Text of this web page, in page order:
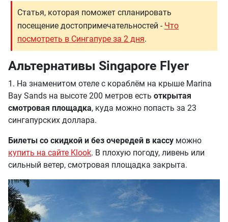
Статья, которая поможет спланировать
посещение достопримечательностей - Что
посмотреть в Сингапуре за 2 дня.
Альтернативы Singapore Flyer
1. На знаменитом отеле с кораблём на крыше Marina
Bay Sands на высоте 200 метров есть открытая
смотровая площадка, куда можно попасть за 23
сингапурских доллара.
Билеты со скидкой и без очередей в кассу можно
купить на сайте Klook. В плохую погоду, ливень или
сильный ветер, смотровая площадка закрыта.